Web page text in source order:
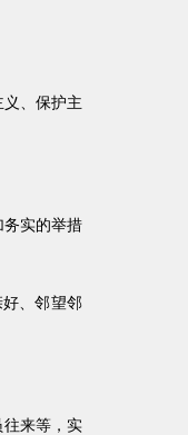
、保护主
实的举措
、邻望邻
往来等，实